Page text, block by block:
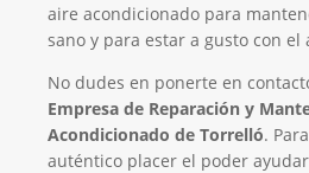
aire acondicionado para
sano y para estar a gusto con el
No dudes en ponerte en
Empresa de Reparación y
Acondicionado de Torrelló.
auténtico placer el poder